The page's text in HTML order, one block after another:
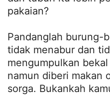
pakaian?
Pandanglah burung-
tidak menabur dan
mengumpulkan
namun diberi makan
sorga. Bukankah